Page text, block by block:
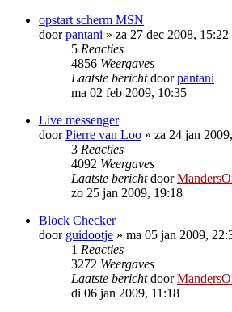
opstart scherm MSN
doorpantani » za 27 dec 2008, 15:22
5 Reacties
4856 Weergaves
Laatste berichtdoorpantani
ma 02 feb 2009, 10:35
Live messenger
doorPierre van Loo » za 24 jan
3 Reacties
4092 Weergaves
Laatste berichtdoor
zo 25 jan 2009, 19:18
Block Checker
door guidootje » ma 05 jan 2009,
1 Reacties
3272 Weergaves
Laatste berichtdoor
di 06 jan 2009, 11:18